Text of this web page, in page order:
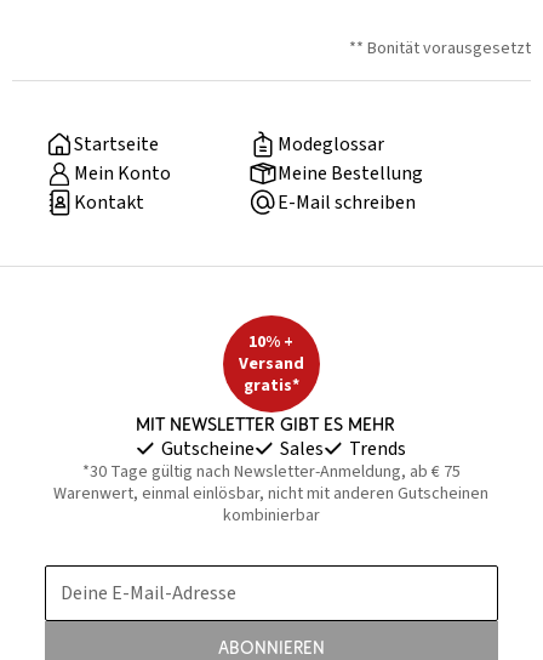
** Bonität vorausgesetzt
Startseite
Modeglossar
Mein Konto
Meine Bestellung
Kontakt
E-Mail schreiben
10% +
Versand
gratis*
Mit Newsletter gibt es mehr
Gutscheine Sales Trends
*30 Tage gültig nach Newsletter-Anmeldung, ab € 75
Warenwert, einmal einlösbar, nicht mit anderen Gutscheinen
kombinierbar
Deine E-Mail-Adresse
Abonnieren